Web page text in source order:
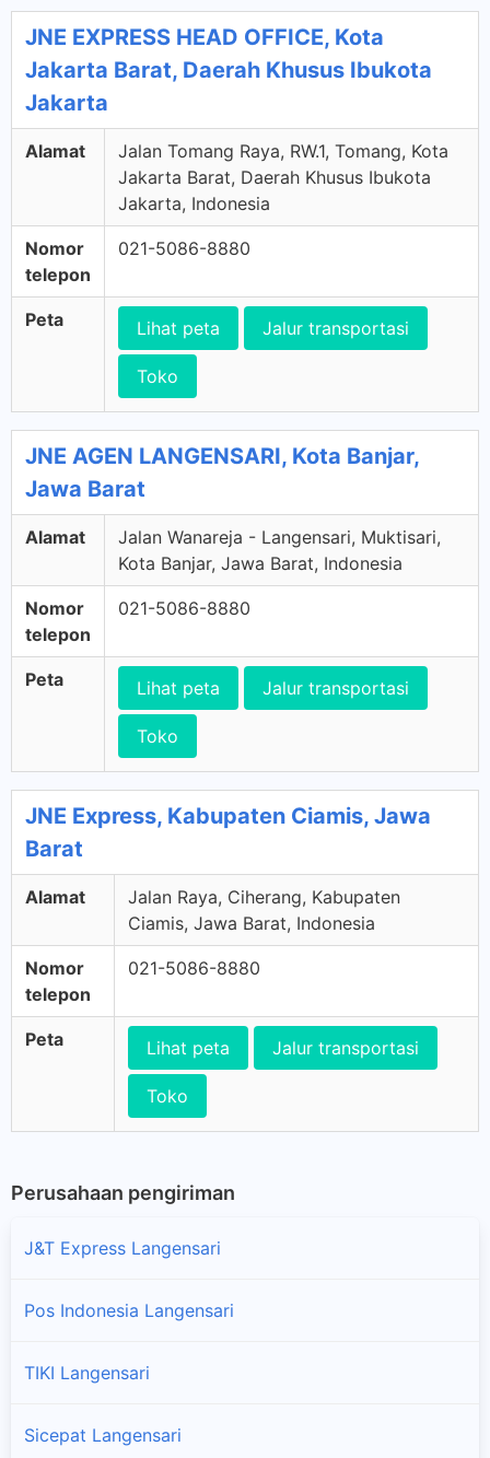
JNE EXPRESS HEAD OFFICE, Kota
Jakarta Barat, Daerah Khusus Ibukota
Jakarta
Alamat
Jalan Tomang Raya, RW.1, Tomang, Kota
Jakarta Barat, Daerah Khusus Ibukota
Jakarta, Indonesia
Nomor
telepon
021-5086-8880
Peta Lihat peta Jalur transportasi
Toko
JNE AGEN LANGENSARI, Kota Banjar,
Jawa Barat
Alamat
Jalan Wanareja - Langensari, Muktisari,
Kota Banjar, Jawa Barat, Indonesia
Nomor
telepon
021-5086-8880
Peta Lihat peta Jalur transportasi
Toko
JNE Express, Kabupaten Ciamis, Jawa
Barat
Alamat
Jalan Raya, Ciherang, Kabupaten
Ciamis, Jawa Barat, Indonesia
Nomor
telepon
021-5086-8880
Peta Lihat peta Jalur transportasi
Toko
Perusahaan pengiriman
J&T Express Langensari
Pos Indonesia Langensari
TIKI Langensari
Sicepat Langensari